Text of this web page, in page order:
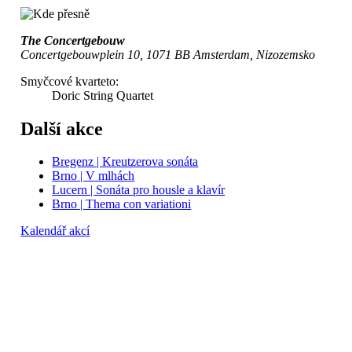
The Concertgebouw
Concertgebouwplein 10, 1071 BB Amsterdam, Nizozemsko
Smyčcové kvarteto:
Doric String Quartet
Další akce
Bregenz | Kreutzerova sonáta
Brno | V mlhách
Lucern | Sonáta pro housle a klavír
Brno | Thema con variationi
Kalendář akcí